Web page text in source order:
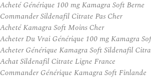
Acheté Générique 100 mg Kamagra Soft Berne
Commander Sildenafil Citrate Pas Cher
Acheté Kamagra Soft Moins Cher
Acheter Du Vrai Générique 100 mg Kamagra
Acheter Générique Kamagra Soft Sildenafil
Achat Sildenafil Citrate Ligne France
Commander Générique Kamagra Soft Finlande